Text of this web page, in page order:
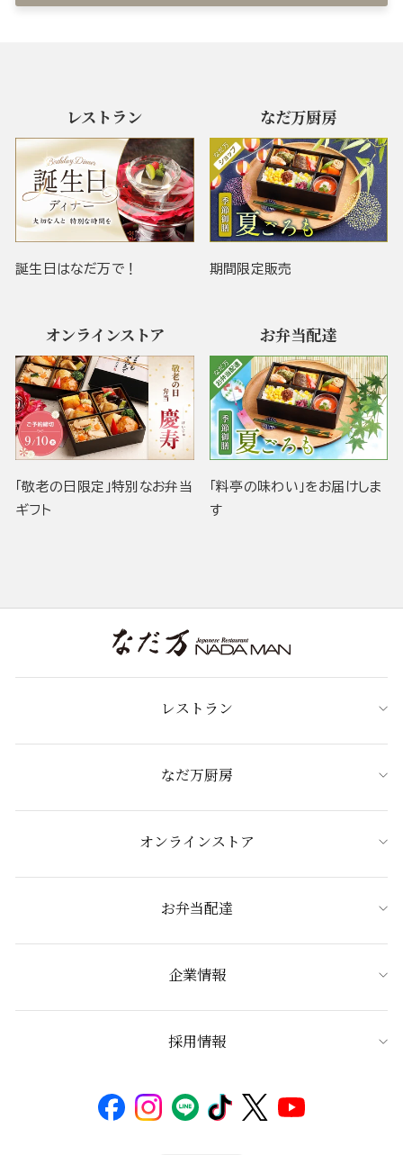
レストラン
誕生日はなだ万で！
なだ万厨房
期間限定販売
オンラインストア
「敬老の日限定」特別なお弁当
ギフト
お弁当配達
「料亭の味わい」をお届けしま
す
レストラン
なだ万厨房
オンラインストア
お弁当配達
企業情報
採用情報